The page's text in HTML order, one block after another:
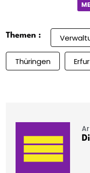
Themen :
Thüringen